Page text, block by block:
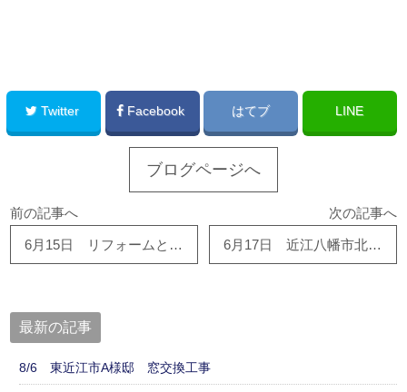
Twitter Facebook はてブ LINE
ブログページへ
前の記事へ
6月15日 リフォームと価値観
次の記事へ
6月17日 近江八幡市北ノ庄町 I様邸 浄化槽工事着工
最新の記事
8/6 東近江市A様邸 窓交換工事